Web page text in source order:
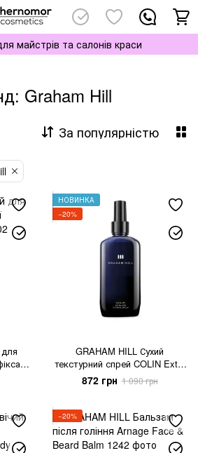
майстрів та салонів краси
Graham Hill
За популярністю
НОВИНКА
−20%
GRAHAM HILL Сухий
текстурний спрей COLIN Extra
Dry Texture Spray
872 грн 1 090 грн
−20%